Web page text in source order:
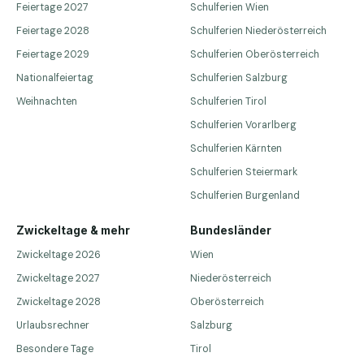
Feiertage 2027
Feiertage 2028
Feiertage 2029
Nationalfeiertag
Weihnachten
Schulferien Wien
Schulferien Niederösterreich
Schulferien Oberösterreich
Schulferien Salzburg
Schulferien Tirol
Schulferien Vorarlberg
Schulferien Kärnten
Schulferien Steiermark
Schulferien Burgenland
Zwickeltage & mehr
Zwickeltage 2026
Zwickeltage 2027
Zwickeltage 2028
Urlaubsrechner
Besondere Tage
Bundesländer
Wien
Niederösterreich
Oberösterreich
Salzburg
Tirol